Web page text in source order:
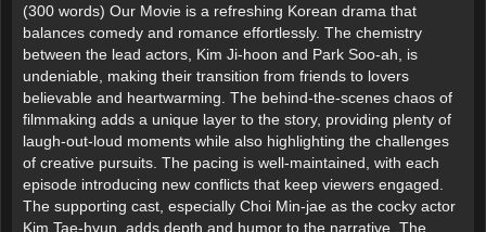
(300 words) Our Movie is a refreshing Korean drama that
balances comedy and romance effortlessly. The chemistry
between the lead actors, Kim Ji-hoon and Park Soo-ah, is
undeniable, making their transition from friends to lovers
believable and heartwarming. The behind-the-scenes chaos of
filmmaking adds a unique layer to the story, providing plenty of
laugh-out-loud moments while also highlighting the challenges
of creative pursuits. The pacing is well-maintained, with each
episode introducing new conflicts that keep viewers engaged.
The supporting cast, especially Choi Min-jae as the cocky actor
Kim Tae-hyun, adds depth and humor to the narrative. The